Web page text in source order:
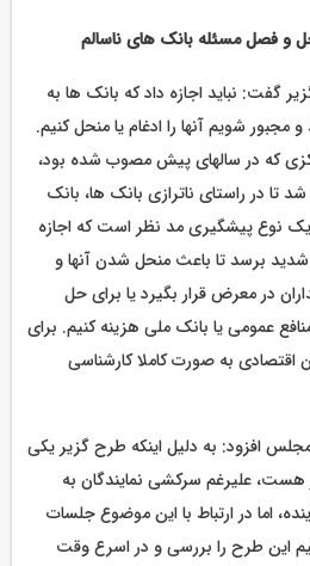
و فصل مسئله بانک های ناسالم
نباید اجازه داد که بانک ها به
مجبور شویم آنها را ادغام یا منحل کنیم.
که در سالهای پیش مصوب شده بود،
در راستای ناترازی بانک ها، بانک
یک نوع پیشگیری مد نظر است که اجازه
برسد تا باعث منحل شدن آنها و
در معرض قرار بگیرد یا برای حل
عمومی یا بانک ملی هزینه کنیم. برای
به صورت کاملا کارشناسی
افزود: به دلیل اینکه طرح گزیر یکی
هست، علیرغم سرکشی نمایندگان به
اما در ارتباط با این موضوع جلسات
این طرح را بررسی و در اسرع وقت